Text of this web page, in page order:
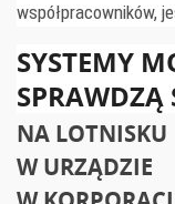
współpracowników,
SYSTEMY
SPRAWDZĄ
NA LOTNISKU
W URZĄDZIE